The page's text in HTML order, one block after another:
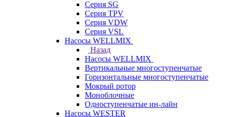
Серия SG
Серия TPV
Серия VDW
Серия VSL
Насосы WELLMIX
Назад
Насосы WELLMIX
Вертикальные многоступенчатые
Горизонтальные многоступенчатые
Мокрый ротор
Моноблочные
Одноступенчатые ин-лайн
Насосы WESTER